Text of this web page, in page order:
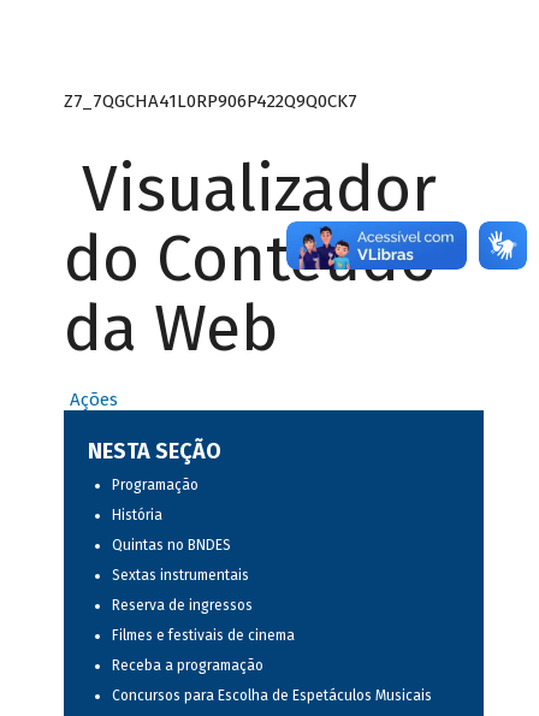
Z7_7QGCHA41L0RP906P422Q9Q0CK7
Visualizador
do Conteúdo
da Web
Ações
NESTA SEÇÃO
Programação
História
Quintas no BNDES
Sextas instrumentais
Reserva de ingressos
Filmes e festivais de cinema
Receba a programação
Concursos para Escolha de Espetáculos Musicais